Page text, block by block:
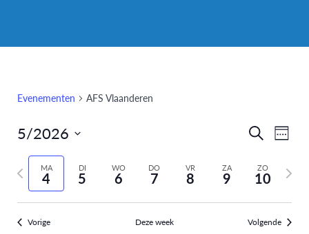
Evenementen AFS Vlaanderen
Zoeken
en
ZoekenWeek
5/2026
Selecteer
datumMA
4
DI
5
WO
6
DO
7
VR
8
ZA
9
ZO
10
vorige
week
Vorige Deze week Volgende